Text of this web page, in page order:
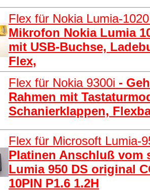
Flex für Nokia Lumia-
Mikrofon Nokia Lumia
mit USB-Buchse,
Flex,
Flex für Nokia 9300i -
Rahmen mit
Schanierklappen,
Flex für Microsoft Lumia-
Platinen Anschluß vom
Lumia 950 DS original
10PIN P1.6 1.2H